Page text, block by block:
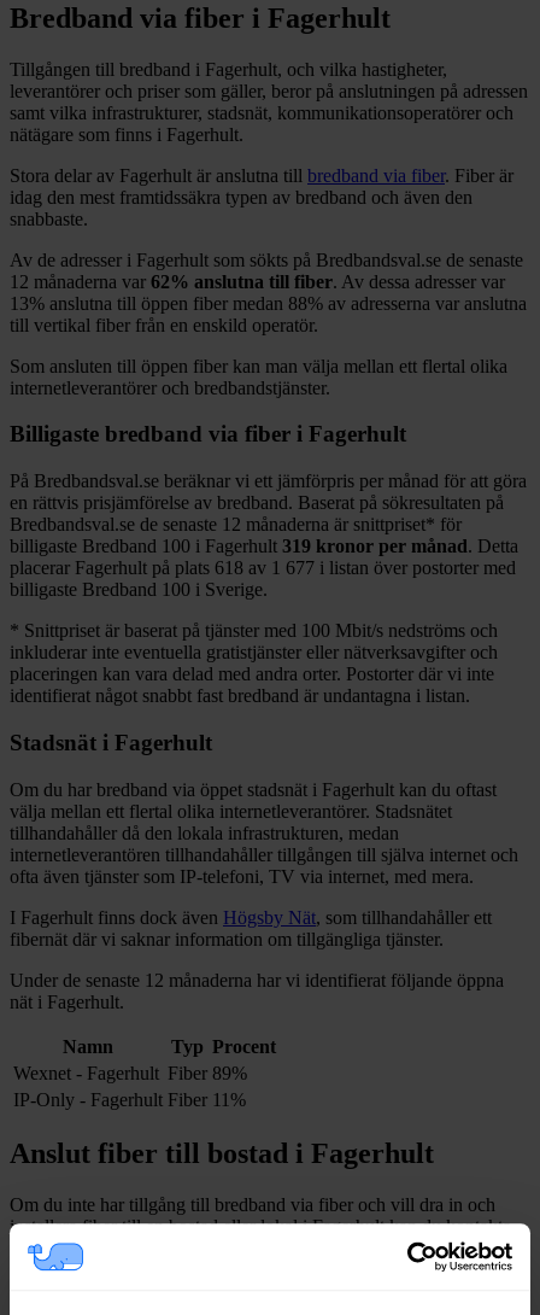
Bredband via fiber i Fagerhult
Tillgången till bredband i Fagerhult, och vilka hastigheter,
leverantörer och priser som gäller, beror på anslutningen på adressen
samt vilka infrastrukturer, stadsnät, kommunikationsoperatörer och
nätägare som finns i Fagerhult.
Stora delar av Fagerhult är anslutna till bredband via fiber. Fiber är
idag den mest framtidssäkra typen av bredband och även den
snabbaste.
Av de adresser i Fagerhult som sökts på Bredbandsval.se de senaste
12 månaderna var 62% anslutna till fiber. Av dessa adresser var
13% anslutna till öppen fiber medan 88% av adresserna var anslutna
till vertikal fiber från en enskild operatör.
Som ansluten till öppen fiber kan man välja mellan ett flertal olika
internetleverantörer och bredbandstjänster.
Billigaste bredband via fiber i Fagerhult
På Bredbandsval.se beräknar vi ett jämförpris per månad för att göra
en rättvis prisjämförelse av bredband. Baserat på sökresultaten på
Bredbandsval.se de senaste 12 månaderna är snittpriset* för
billigaste Bredband 100 i Fagerhult 319 kronor per månad. Detta
placerar Fagerhult på plats 618 av 1 677 i listan över postorter med
billigaste Bredband 100 i Sverige.
* Snittpriset är baserat på tjänster med 100 Mbit/s nedströms och
inkluderar inte eventuella gratistjänster eller nätverksavgifter och
placeringen kan vara delad med andra orter. Postorter där vi inte
identifierat något snabbt fast bredband är undantagna i listan.
Stadsnät i Fagerhult
Om du har bredband via öppet stadsnät i Fagerhult kan du oftast
välja mellan ett flertal olika internetleverantörer. Stadsnätet
tillhandahåller då den lokala infrastrukturen, medan
internetleverantören tillhandahåller tillgången till själva internet och
ofta även tjänster som IP-telefoni, TV via internet, med mera.
I Fagerhult finns dock även Högsby Nät, som tillhandahåller ett
fibernät där vi saknar information om tillgängliga tjänster.
Under de senaste 12 månaderna har vi identifierat följande öppna
nät i Fagerhult.
Namn Typ Procent
Wexnet - Fagerhult Fiber 89%
IP-Only - Fagerhult Fiber 11%
Anslut fiber till bostad i Fagerhult
Om du inte har tillgång till bredband via fiber och vill dra in och
installera fiber till en bostad eller lokal i Fagerhultkan du kontakta
något av stadsnäten i tabellen ovan
Högsby Nät.